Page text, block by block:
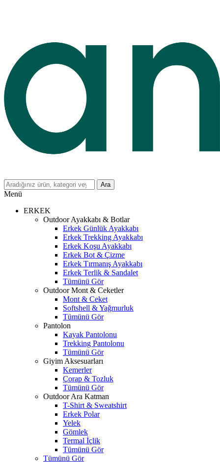
Ara
Menü
ERKEK
Outdoor Ayakkabı & Botlar
Erkek Günlük Ayakkabı
Erkek Trekking Ayakkabı
Erkek Koşu Ayakkabı
Erkek Bot & Çizme
Erkek Tırmanış Ayakkabı
Erkek Terlik & Sandalet
Tümünü Gör
Outdoor Mont & Ceketler
Mont & Ceket
Softshell & Yağmurluk
Tümünü Gör
Pantolon
Kayak Pantolonu
Trekking Pantolonu
Tümünü Gör
Giyim Aksesuarları
Kemerler
Çorap & Tozluk
Tümünü Gör
Outdoor Ara Katman
T-Shirt & Sweatshirt
Erkek Polar
Yelek
Gömlek
Termal İçlik
Tümünü Gör
Tümünü Gör